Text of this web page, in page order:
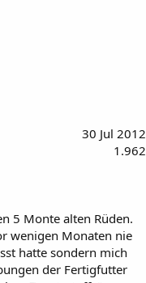
30 Jul 2012
1.962
5 Monte alten Rüden.
wenigen Monaten nie
hatte sondern mich
der Fertigfutter